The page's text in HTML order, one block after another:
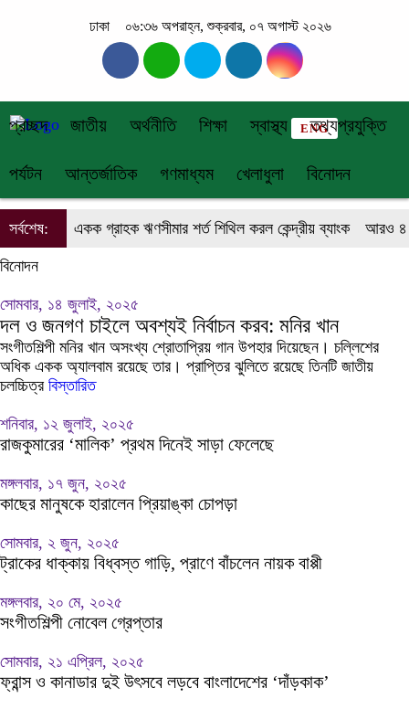
ঢাকা ০৬:৩৬ অপরাহ্ন, শুক্রবার, ০৭ অগাস্ট ২০২৬
প্রচ্ছদ জাতীয় অর্থনীতি শিক্ষা স্বাস্থ্য তথ্যপ্রযুক্তি
পর্যটন আন্তর্জাতিক গণমাধ্যম খেলাধুলা বিনোদন
ENG
সর্বশেষ: একক গ্রাহক ঋণসীমার শর্ত শিথিল করল কেন্দ্রীয় ব্যাংক আরও ৪
বিনোদন
সোমবার, ১৪ জুলাই, ২০২৫
দল ও জনগণ চাইলে অবশ্যই নির্বাচন করব: মনির খান
সংগীতশিল্পী মনির খান অসংখ্য শ্রোতাপ্রিয় গান উপহার দিয়েছেন। চল্লিশের
অধিক একক অ্যালবাম রয়েছে তার। প্রাপ্তির ঝুলিতে রয়েছে তিনটি জাতীয়
চলচ্চিত্র বিস্তারিত
শনিবার, ১২ জুলাই, ২০২৫
রাজকুমারের ‘মালিক’ প্রথম দিনেই সাড়া ফেলেছে
মঙ্গলবার, ১৭ জুন, ২০২৫
কাছের মানুষকে হারালেন প্রিয়াঙ্কা চোপড়া
সোমবার, ২ জুন, ২০২৫
ট্রাকের ধাক্কায় বিধ্বস্ত গাড়ি, প্রাণে বাঁচলেন নায়ক বাপ্পী
মঙ্গলবার, ২০ মে, ২০২৫
সংগীতশিল্পী নোবেল গ্রেপ্তার
সোমবার, ২১ এপ্রিল, ২০২৫
ফ্রান্স ও কানাডার দুই উৎসবে লড়বে বাংলাদেশের ‘দাঁড়কাক’